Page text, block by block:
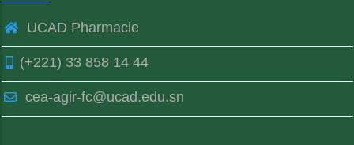
UCAD Pharmacie
(+221) 33 858 14 44
cea-agir-fc@ucad.edu.sn